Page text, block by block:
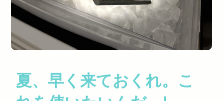
夏、早く来ておくれ。こ